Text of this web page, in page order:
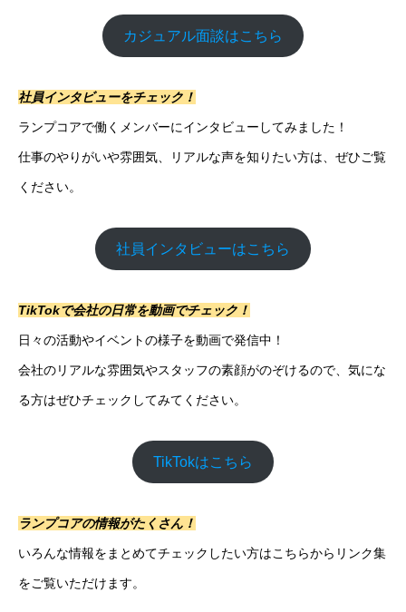
カジュアル面談はこちら
社員インタビューをチェック！
ランプコアで働くメンバーにインタビューしてみました！
仕事のやりがいや雰囲気、リアルな声を知りたい方は、ぜひご覧
ください。
社員インタビューはこちら
TikTokで会社の日常を動画でチェック！
日々の活動やイベントの様子を動画で発信中！
会社のリアルな雰囲気やスタッフの素顔がのぞけるので、気にな
る方はぜひチェックしてみてください。
TikTokはこちら
ランプコアの情報がたくさん！
いろんな情報をまとめてチェックしたい方はこちらからリンク集
をご覧いただけます。